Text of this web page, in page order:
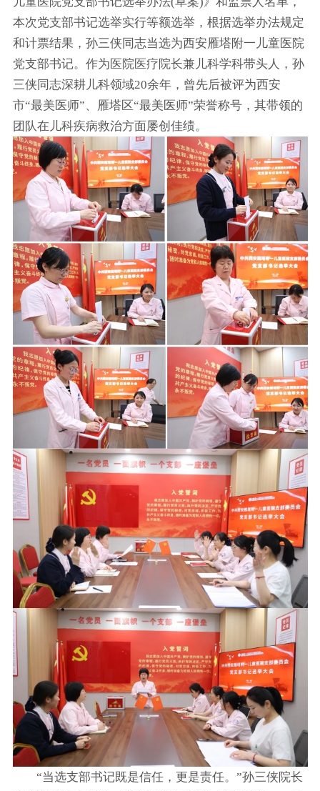
本次党支部书记选举实行等额选举，根据选举办法规定
和计票结果，孙三侠同志当选为西安雁塔附一儿童医院
党支部书记。作为医院医疗院长兼儿科学科带头人，孙
三侠同志深耕儿科领域20余年，曾先后被评为西安
市“最美医师”、雁塔区“最美医师”荣誉称号，其带领的
团队在儿科疾病救治方面屡创佳绩。
“当选支部书记既是信任，更是责任。”孙三侠院长